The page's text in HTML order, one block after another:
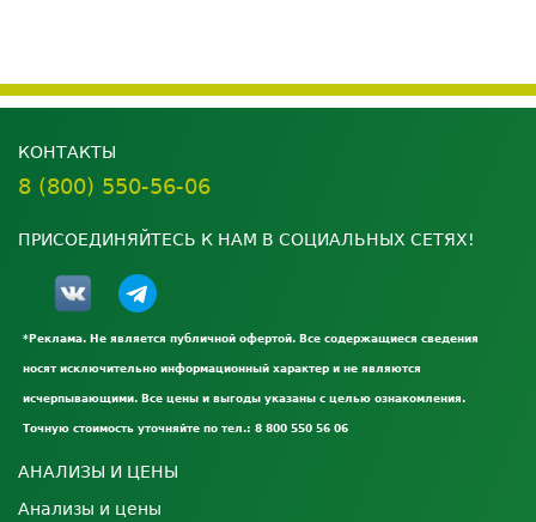
КОНТАКТЫ
8 (800) 550-56-06
ПРИСОЕДИНЯЙТЕСЬ К НАМ В СОЦИАЛЬНЫХ СЕТЯХ!
*Реклама. Не является публичной офертой. Все содержащиеся сведения
носят исключительно информационный характер и не являются
исчерпывающими. Все цены и выгоды указаны с целью ознакомления.
Точную стоимость уточняйте по тел.: 8 800 550 56 06
АНАЛИЗЫ И ЦЕНЫ
Анализы и цены